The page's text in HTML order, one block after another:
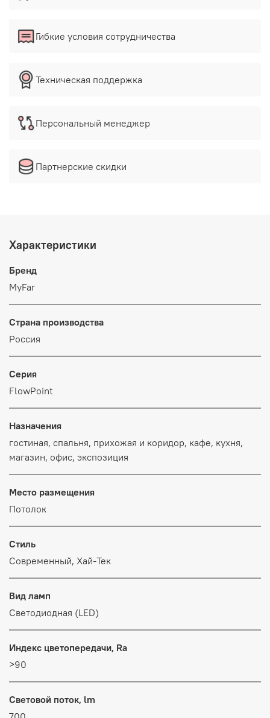
Гибкие условия сотрудничества
Техническая поддержка
Персональный менеджер
Партнерские скидки
Характеристики
Бренд
MyFar
Страна производства
Россия
Серия
FlowPoint
Назначения
гостиная, спальня, прихожая и коридор, кафе, кухня,
магазин, офис, экспозиция
Место размещения
Потолок
Стиль
Современный, Хай-Тек
Вид ламп
Светодиодная (LED)
Индекс цветопередачи, Ra
>90
Световой поток, lm